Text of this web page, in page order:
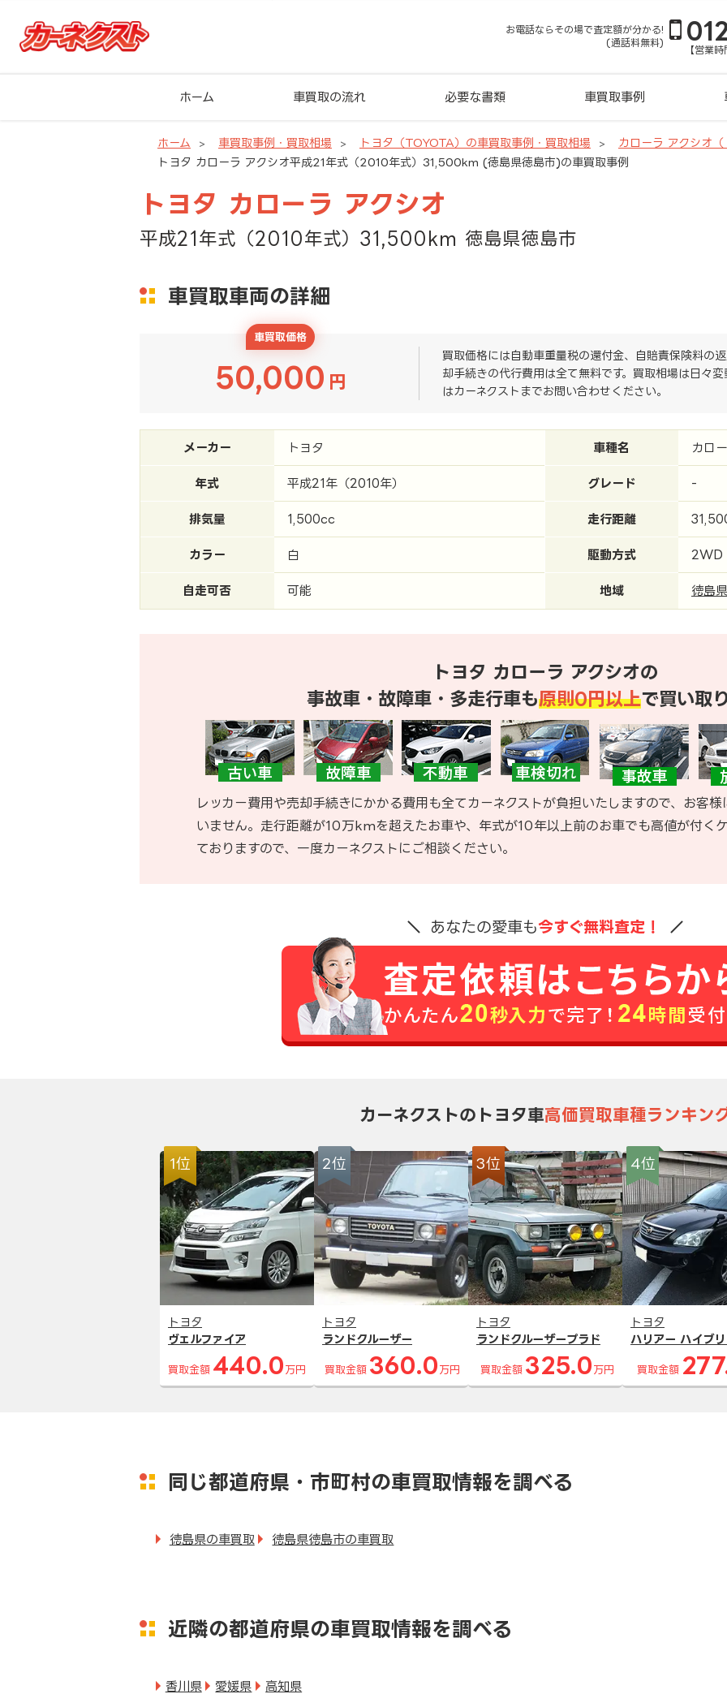
お電話ならその場で査定額が分かる!
(通話料無料)
【営業
ホーム 車買取の流れ 必要な書類 車買取事例
ホーム 車買取事例・買取相場 トヨタ（TOYOTA）の車買取事例・買取相場
カローラ アクシオ
トヨタ カローラ アクシオ平成21年式（2010年式）31,500km (徳島県徳島市)の車買取事例
トヨタ カローラ アクシオ
平成21年式（2010年式）31,500km 徳島県徳島市
車買取車両の詳細
車買取価格
50,000 円
買取価格には自動車重量税の還付金、自賠責保険料の
却手続きの代行費用は全て無料です。買取相場は日々
はカーネクストまでお問い合わせください。
メーカー トヨタ 車種名 カロ
年式 平成21年（2010年） グレード -
排気量 1,500cc 走行距離
カラー 白 駆動方式 2WD
自走可否 可能 地域 徳島県
トヨタ カローラ アクシオの
事故車・故障車・多走行車も原則0円以上で買い取
レッカー費用や売却手続きにかかる費用も全てカーネクストが負担いたしますので、お客
いません。走行距離が10万kmを超えたお車や、年式が10年以上前のお車でも高値が付く
ておりますので、一度カーネクストにご相談ください。
あなたの愛車も今すぐ無料査定！
カーネクストのトヨタ車高価買取車種ランキン
1位
トヨタ
ヴェルファイア
買取金額 440.0 万円
2位
トヨタ
ランドクルーザー
買取金額 360.0 万円
3位
トヨタ
ランドクルーザープラド
買取金額 325.0 万円
4位
トヨタ
ハリアー ハイブ
買取金額
同じ都道府県・市町村の車買取情報を調べる
徳島県の車買取 徳島県徳島市の車買取
近隣の都道府県の車買取情報を調べる
香川県 愛媛県 高知県